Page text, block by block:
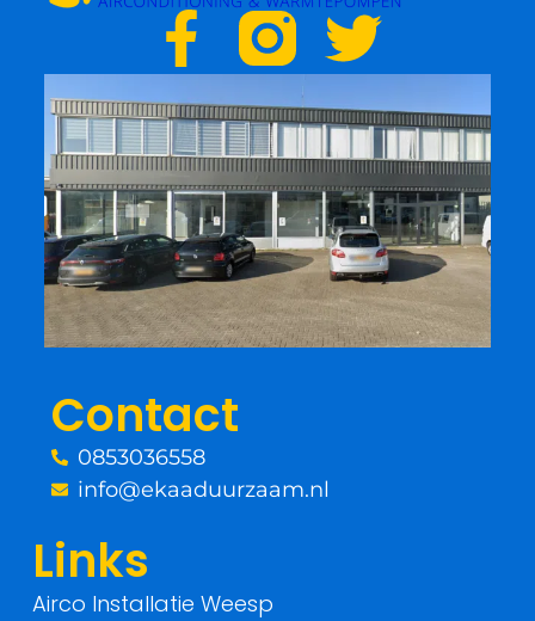
F
a
c
e
b
o
k
-
T
w
i
t
t
e
Contact
0853036558
info@ekaaduurzaam.nl
Links
Airco Installatie Weesp